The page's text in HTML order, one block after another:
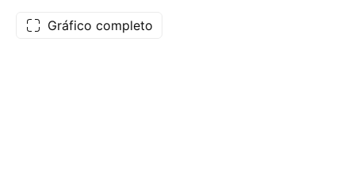
Gráfico completo